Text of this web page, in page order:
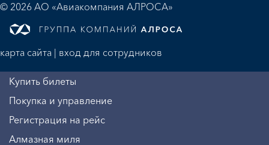
© 2026 АО «Авиакомпания АЛРОСА»
карта сайта | вход для сотрудников
Купить билеты
Покупка и управление
Регистрация на рейс
Алмазная миля